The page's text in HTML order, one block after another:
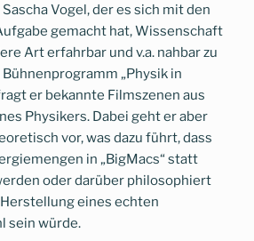
Sascha Vogel, der es sich mit den
gemacht hat, Wissenschaft
Art erfahrbar und v.a. nahbar zu
„Physik in
er bekannte Filmszenen aus
Physikers. Dabei geht er aber
vor, was dazu führt, dass
in „BigMacs“ statt
oder darüber philosophiert
eines echten
sein würde.